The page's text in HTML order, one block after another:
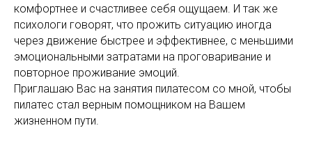
комфортнее и счастливее себя ощущаем. И так же
психологи говорят, что прожить ситуацию иногда
через движение быстрее и эффективнее, с меньшими
эмоциональными затратами на проговаривание и
повторное проживание эмоций.
Приглашаю Вас на занятия пилатесом со мной, чтобы
пилатес стал верным помощником на Вашем
жизненном пути.